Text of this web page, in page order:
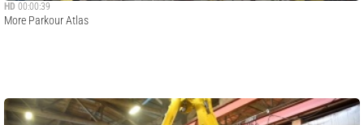
HD 00:00:39
More Parkour Atlas